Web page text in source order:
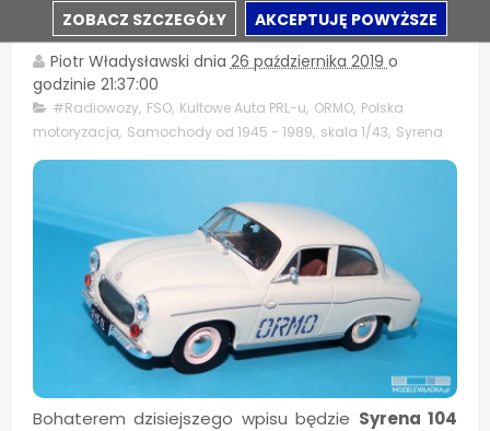
a
FSO Syrena 104 - ORMO
Piotr Władysławski dnia 26 października 2019 o
godzinie 21:37:00
#Radiowozy, FSO, Kultowe Auta PRL-u, ORMO, Polska
motoryzacja, Samochody od 1945 - 1989, skala 1/43, Syrena
Bohaterem dzisiejszego wpisu będzie Syrena 104
ZOBACZ SZCZEGÓŁY AKCEPTUJĘ POWYŻSZE